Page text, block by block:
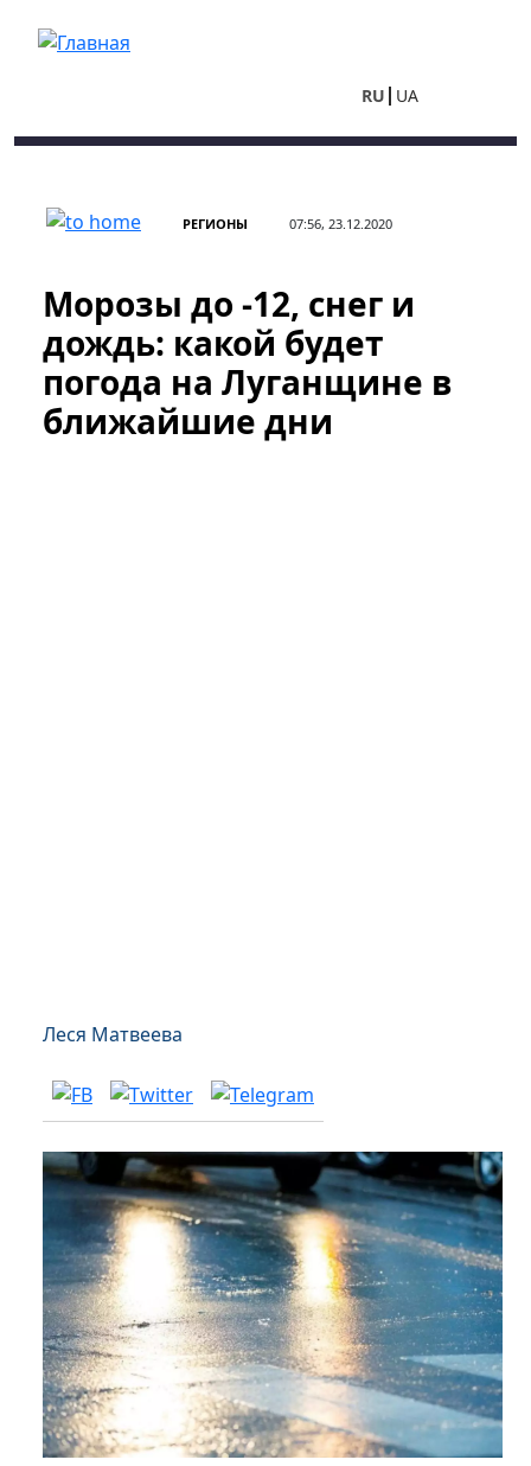
RU UA
РЕГИОНЫ 07:56, 23.12.2020
Морозы до -12, снег и
дождь: какой будет
погода на Луганщине в
ближайшие дни
Леся Матвеева